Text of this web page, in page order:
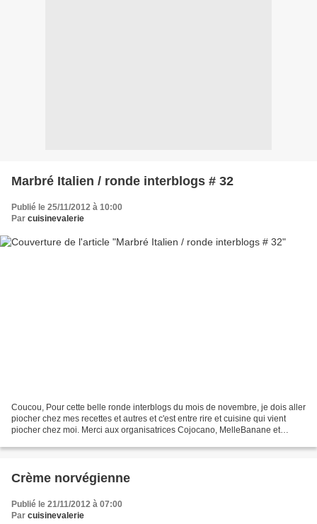
Marbré Italien / ronde interblogs # 32
Publié le 25/11/2012 à 10:00
Par cuisinevalerie
Coucou, Pour cette belle ronde interblogs du mois de novembre, je dois aller
piocher chez mes recettes et autres et c'est entre rire et cuisine qui vient
piocher chez moi. Merci aux organisatrices Cojocano, MelleBanane et
Crème norvégienne
Publié le 21/11/2012 à 07:00
Par cuisinevalerie